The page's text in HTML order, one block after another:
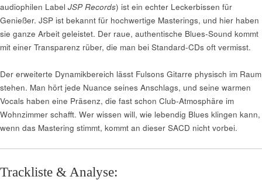
audiophilen Label JSP Records) ist ein echter Leckerbissen für
Genießer. JSP ist bekannt für hochwertige Masterings, und hier haben
sie ganze Arbeit geleistet. Der raue, authentische Blues-Sound kommt
mit einer Transparenz rüber, die man bei Standard-CDs oft vermisst.
Der erweiterte Dynamikbereich lässt Fulsons Gitarre physisch im Raum
stehen. Man hört jede Nuance seines Anschlags, und seine warmen
Vocals haben eine Präsenz, die fast schon Club-Atmosphäre im
Wohnzimmer schafft. Wer wissen will, wie lebendig Blues klingen kann,
wenn das Mastering stimmt, kommt an dieser SACD nicht vorbei.
Trackliste & Analyse: